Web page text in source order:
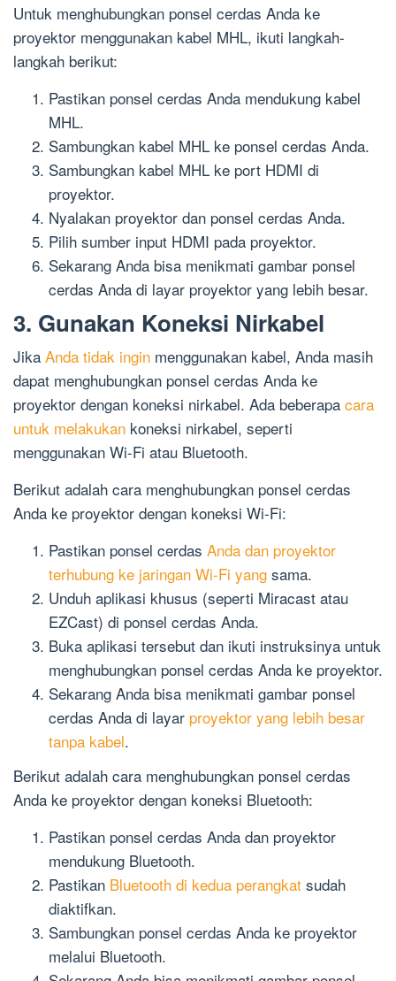
Untuk menghubungkan ponsel cerdas Anda ke
proyektor menggunakan kabel MHL, ikuti langkah-
langkah berikut:
Pastikan ponsel cerdas Anda mendukung kabel
MHL.
Sambungkan kabel MHL ke ponsel cerdas Anda.
Sambungkan kabel MHL ke port HDMI di
proyektor.
Nyalakan proyektor dan ponsel cerdas Anda.
Pilih sumber input HDMI pada proyektor.
Sekarang Anda bisa menikmati gambar ponsel
cerdas Anda di layar proyektor yang lebih besar.
3. Gunakan Koneksi Nirkabel
Jika Anda tidak ingin menggunakan kabel, Anda masih
dapat menghubungkan ponsel cerdas Anda ke
proyektor dengan koneksi nirkabel. Ada beberapa cara
untuk melakukan koneksi nirkabel, seperti
menggunakan Wi-Fi atau Bluetooth.
Berikut adalah cara menghubungkan ponsel cerdas
Anda ke proyektor dengan koneksi Wi-Fi:
Pastikan ponsel cerdas Anda dan proyektor
terhubung ke jaringan Wi-Fi yang sama.
Unduh aplikasi khusus (seperti Miracast atau
EZCast) di ponsel cerdas Anda.
Buka aplikasi tersebut dan ikuti instruksinya untuk
menghubungkan ponsel cerdas Anda ke proyektor.
Sekarang Anda bisa menikmati gambar ponsel
cerdas Anda di layar proyektor yang lebih besar
tanpa kabel.
Berikut adalah cara menghubungkan ponsel cerdas
Anda ke proyektor dengan koneksi Bluetooth:
Pastikan ponsel cerdas Anda dan proyektor
mendukung Bluetooth.
Pastikan Bluetooth di kedua perangkat sudah
diaktifkan.
Sambungkan ponsel cerdas Anda ke proyektor
melalui Bluetooth.